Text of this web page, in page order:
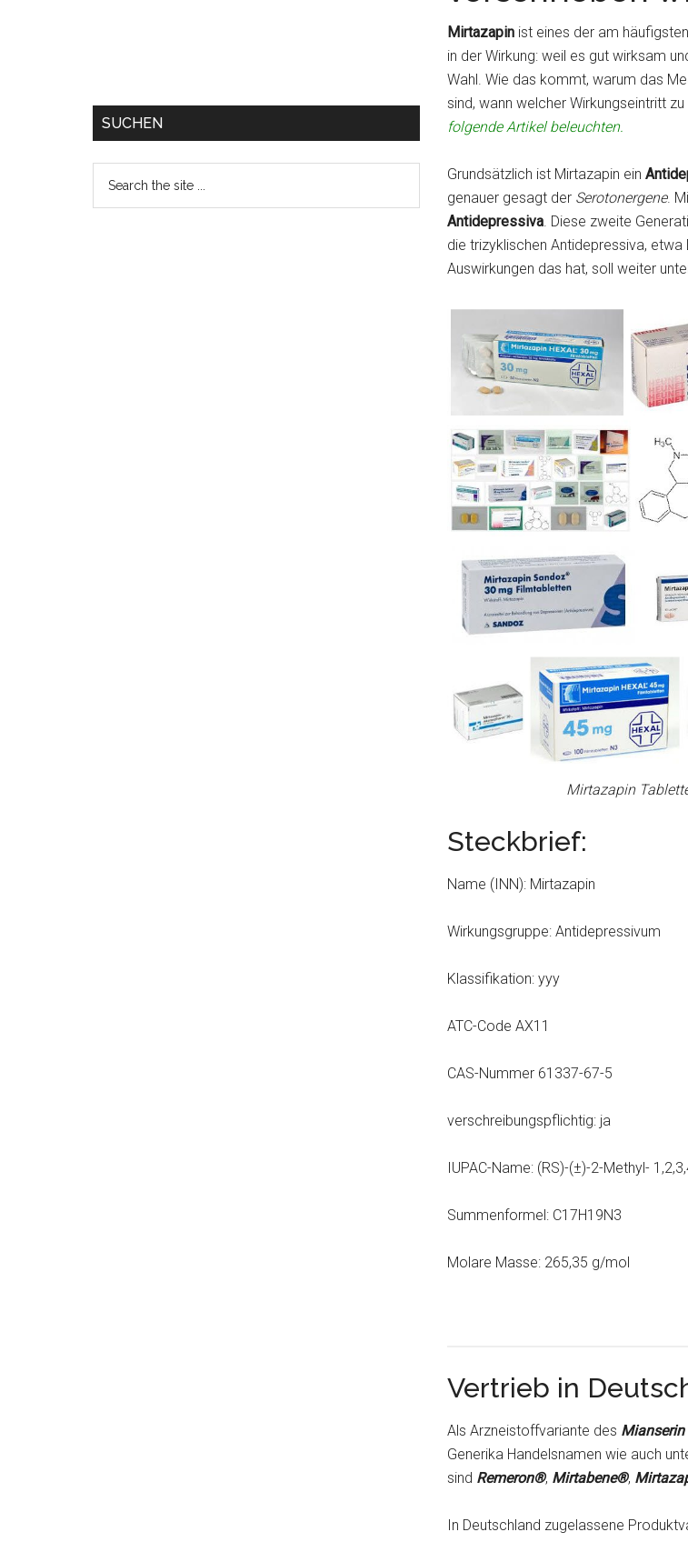
Mirtazapin ist eines der am
in der Wirkung: weil es gut wirksam
Wahl. Wie das kommt, warum das
sind, wann welcher Wirkungseintritt
folgende Artikel beleuchten.
Grundsätzlich ist Mirtazapin ein
genauer gesagt der Serotonergene.
Antidepressiva. Diese zweite
die trizyklischen Antidepressiva,
Auswirkungen das hat, soll weiter
Mirtazapin
Steckbrief:
Name (INN): Mirtazapin
Wirkungsgruppe: Antidepressivum
Klassifikation: yyy
ATC-Code AX11
CAS-Nummer 61337-67-5
verschreibungspflichtig: ja
IUPAC-Name: (RS)-(±)-2-Methyl-
Summenformel: C17H19N3
Molare Masse: 265,35 g/mol
Vertrieb in
Als Arzneistoffvariante des Mianserin
Generika Handelsnamen wie auch
sind Remeron®, Mirtabene®,
In Deutschland zugelassene
SUCHEN